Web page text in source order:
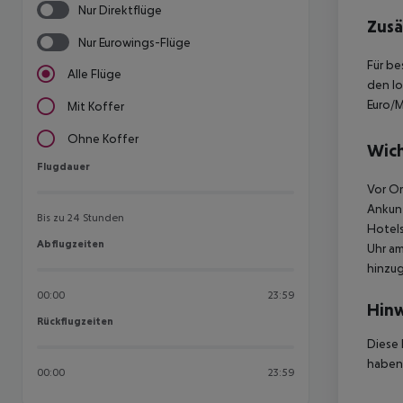
Nur Direktflüge
Nur Eurowings-Flüge
Alle Flüge
Mit Koffer
Ohne Koffer
Flugdauer
Flugdauer
Bis zu 24 Stunden
Abflugzeiten
Abflugzeiten
00:00 23:59
Rückflugzeiten
Rückflugzeiten
00:00 23:59
Für
den
Euro/
Vor
Uhr
Diese